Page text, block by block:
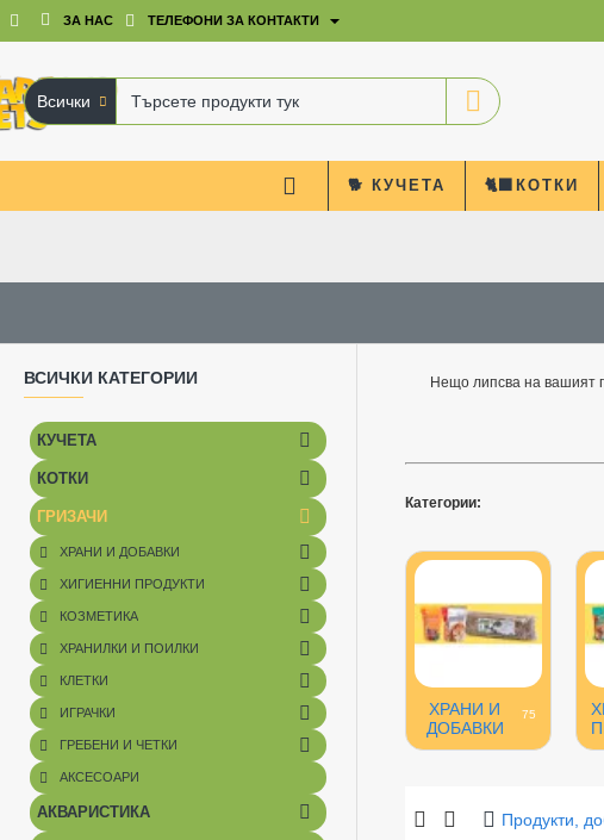
ЗА НАС ТЕЛЕФОНИ ЗА КОНТАКТИ
Всички
Търсете
продукти
тук
🐕 КУЧЕТА 🐈‍⬛КОТКИ
ВСИЧКИ КАТЕГОРИИ
КУЧЕТА
КОТКИ
ГРИЗАЧИ
ХРАНИ И ДОБАВКИ
ХИГИЕННИ ПРОДУКТИ
КОЗМЕТИКА
ХРАНИЛКИ И ПОИЛКИ
КЛЕТКИ
ИГРАЧКИ
ГРЕБЕНИ И ЧЕТКИ
АКСЕСОАРИ
АКВАРИСТИКА
Нещо липсва на вашият
Категории:
ХРАНИ И
ДОБАВКИ
75
Продукти,